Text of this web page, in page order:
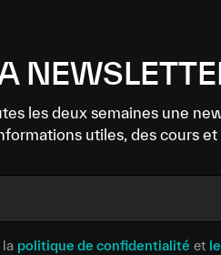
les deux semaines une
utiles, des cours
politique de confidentialité et